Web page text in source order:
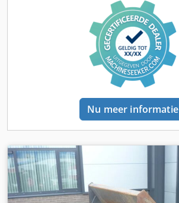
Nu meer informatie